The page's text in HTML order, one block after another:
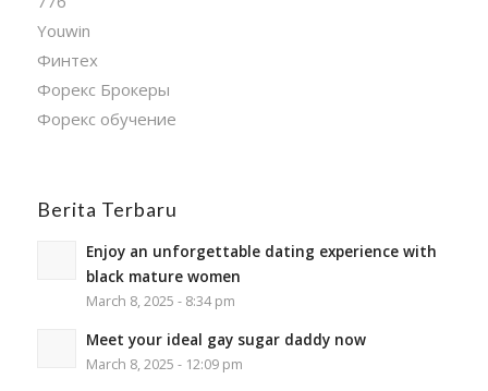
Youwin
Финтех
Форекс Брокеры
Форекс обучение
Berita Terbaru
Enjoy an unforgettable dating experience with
black mature women
March 8, 2025 - 8:34 pm
Meet your ideal gay sugar daddy now
March 8, 2025 - 12:09 pm